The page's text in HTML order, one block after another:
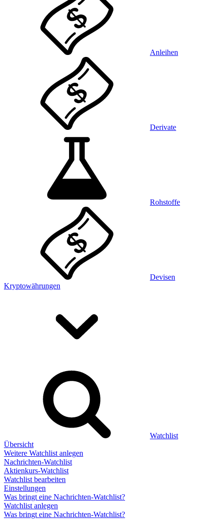
Anleihen
Derivate
Rohstoffe
Devisen
Kryptowährungen
Watchlist
Übersicht
Weitere Watchlist anlegen
Nachrichten-Watchlist
Aktienkurs-Watchlist
Watchlist bearbeiten
Einstellungen
Was bringt eine Nachrichten-Watchlist?
Watchlist anlegen
Was bringt eine Nachrichten-Watchlist?